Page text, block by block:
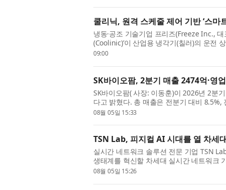
쿨리닉, 원격 스케줄 제어 기반 ‘스
냉동·공조 기술기업 프리즈(Freeze Inc.,
(Coolinic)’이 산업용 냉각기(칠러)의 운전
으로 자동 운전할 수 있는 ‘스마트 냉각기’
09:00
SK바이오팜, 2분기 매출 2474억·영
SK바이오팜( 사장: 이동훈)이 2026년 2분
다고 밝혔다. 총 매출은 전분기 대비
비 8.1%, 전년 동기 대비 56.9% 성장해 일
08월 05일 15:33
TSN Lab, 피지컬 AI 시대를 열 차세
실시간 네트워크 솔루션 전문 기업 TSN
생태계를 혁신할 차세대 실시간 네트워크
한다. 이번 시연회는 TSN Lab이 그동안 연
08월 05일 15:26